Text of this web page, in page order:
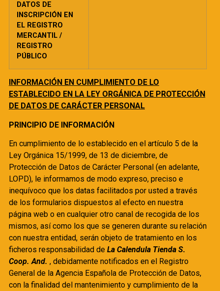
DATOS DE
INSCRIPCIÓN EN
EL REGISTRO
MERCANTIL /
REGISTRO
PÚBLICO
INFORMACIÓN EN CUMPLIMIENTO DE LO
ESTABLECIDO EN LA LEY ORGÁNICA DE PROTECCIÓN
DE DATOS DE CARÁCTER PERSONAL
PRINCIPIO DE INFORMACIÓN
En cumplimiento de lo establecido en el artículo 5 de la
Ley Orgánica 15/1999, de 13 de diciembre, de
Protección de Datos de Carácter Personal (en adelante,
LOPD), le informamos de modo expreso, preciso e
inequívoco que los datas facilitados por usted a través
de los formularios dispuestos al efecto en nuestra
página web o en cualquier otro canal de recogida de los
mismos, así como los que se generen durante su relación
con nuestra entidad, serán objeto de tratamiento en los
ficheros responsabilidad de La Calendula Tienda S.
Coop. And. , debidamente notificados en el Registro
General de la Agencia Española de Protección de Datos,
con la finalidad del mantenimiento y cumplimiento de la